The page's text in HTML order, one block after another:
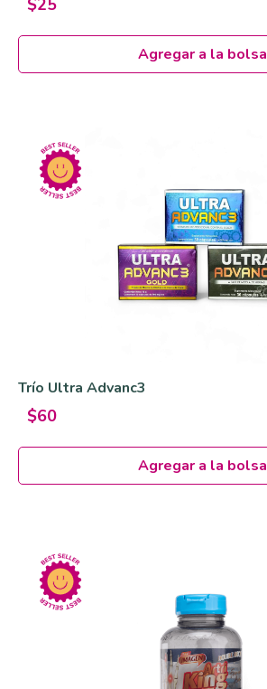
$25
Agregar a la bolsa
Trío Ultra Advanc3
$60
Agregar a la bolsa